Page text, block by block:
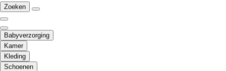
Zoeken
Babyverzorging
Kamer
Kleding
Schoenen